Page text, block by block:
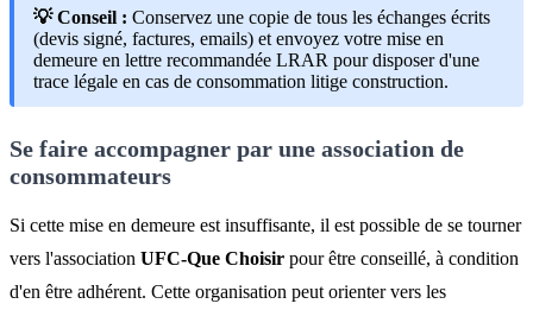
💡 Conseil : Conservez une copie de tous les échanges écrits
(devis signé, factures, emails) et envoyez votre mise en
demeure en lettre recommandée LRAR pour disposer d'une
trace légale en cas de consommation litige construction.
Se faire accompagner par une association de
consommateurs
Si cette mise en demeure est insuffisante, il est possible de se tourner
vers l'association UFC-Que Choisir pour être conseillé, à condition
d'en être adhérent. Cette organisation peut orienter vers les